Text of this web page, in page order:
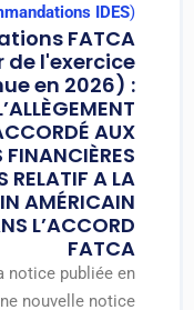
recommandations IDES
FATCA
de l'exercice
échue en 2026) :
L’ALLÈGEMENT
ACCORDÉ AUX
FINANCIÈRES
RELATIF A LA
TIN AMÉRICAIN
DANS L’ACCORD
FATCA
de la notice publiée en
11)une nouvelle notice